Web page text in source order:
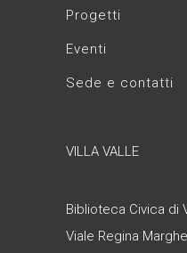
Progetti
Eventi
Sede e contatti
VILLA VALLE
Biblioteca Civica di
Viale Regina